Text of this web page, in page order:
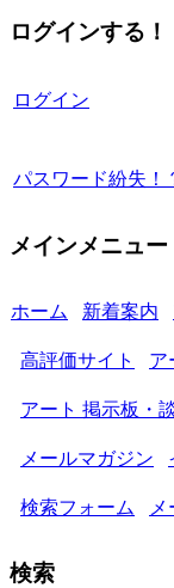
ログインする！
ログイン
パスワード紛失！
メインメニュー
ホーム 新着案内
高評価サイト ア
アート 掲示板・
メールマガジン
検索フォーム
検索